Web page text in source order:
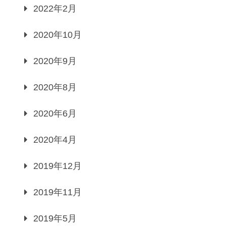
2022年2月
2020年10月
2020年9月
2020年8月
2020年6月
2020年4月
2019年12月
2019年11月
2019年5月